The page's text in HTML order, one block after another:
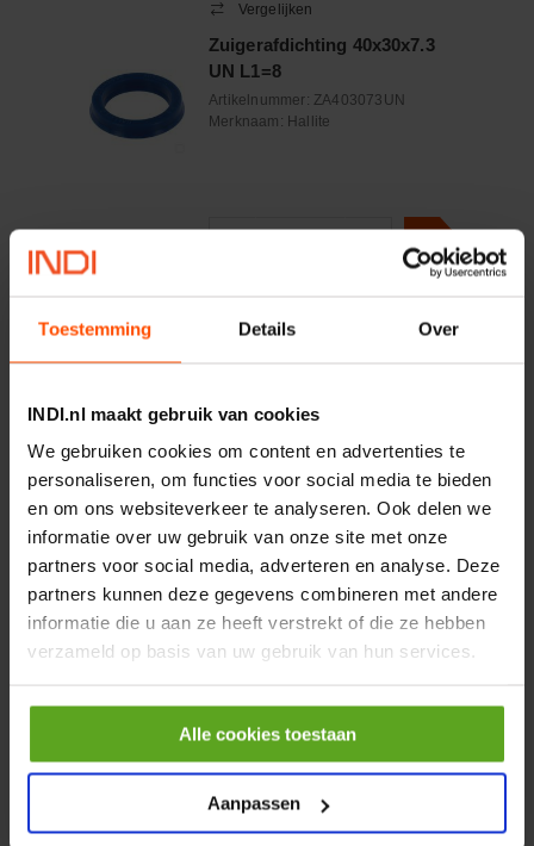
Toestemming Details Over
INDI.nl maakt gebruik van cookies
We gebruiken cookies om content en advertenties te
personaliseren, om functies voor social media te bieden
en om ons websiteverkeer te analyseren. Ook delen we
informatie over uw gebruik van onze site met onze
partners voor social media, adverteren en analyse. Deze
partners kunnen deze gegevens combineren met andere
informatie die u aan ze heeft verstrekt of die ze hebben
verzameld op basis van uw gebruik van hun services.
Alle cookies toestaan
Aanpassen
Vergelijken
Zuigerafdichting 40x30x7.3
UN L1=8
Artikelnummer: ZA403073UN
Merknaam: Hallite
− +
Controleer voorraad
Vergelijken
Artikelnummer: CH608032
Merknaam:Hallite
− +
Controleer voorraad
Vergelijken
Zuigerafd 110x 85 x22.4/6.35
Artikelnummer:
ZA11085224DBM
Merknaam:Hallite